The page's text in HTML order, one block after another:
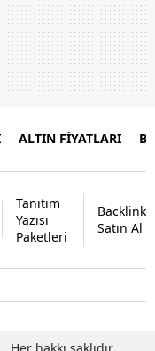
ALTIN FİYATLARI
Tanıtım
Yazısı
Paketleri
Backlink
Satın Al